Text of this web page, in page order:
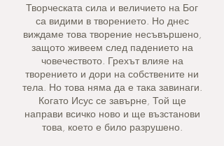
Творческата сила и величието на Бог
са видими в творението. Но днес
виждаме това творение несъвършено,
защото живеем след падението на
човечеството. Грехът влияе на
творението и дори на собствените ни
тела. Но това няма да е така завинаги.
Когато Исус се завърне, Той ще
направи всичко ново и ще възстанови
това, което е било разрушено.